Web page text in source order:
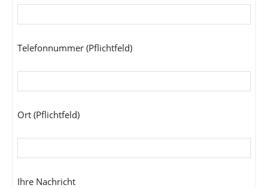
Telefonnummer (Pflichtfeld)
Ort (Pflichtfeld)
Ihre Nachricht